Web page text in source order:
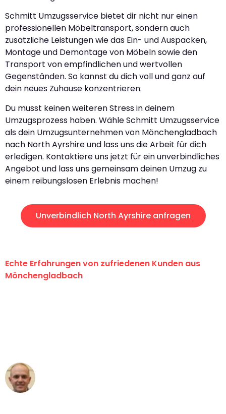
Schmitt Umzugsservice bietet dir nicht nur einen
professionellen Möbeltransport, sondern auch
zusätzliche Leistungen wie das Ein- und Auspacken,
Montage und Demontage von Möbeln sowie den
Transport von empfindlichen und wertvollen
Gegenständen. So kannst du dich voll und ganz auf
dein neues Zuhause konzentrieren.
Du musst keinen weiteren Stress in deinem
Umzugsprozess haben. Wähle Schmitt Umzugsservice
als dein Umzugsunternehmen von Mönchengladbach
nach North Ayrshire und lass uns die Arbeit für dich
erledigen. Kontaktiere uns jetzt für ein unverbindliches
Angebot und lass uns gemeinsam deinen Umzug zu
einem reibungslosen Erlebnis machen!
Unverbindlich North Ayrshire anfragen
Echte Erfahrungen von zufriedenen Kunden aus
Mönchengladbach